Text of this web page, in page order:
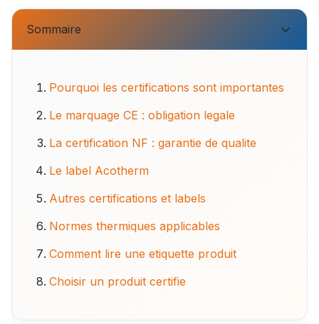
Sommaire
Pourquoi les certifications sont importantes
Le marquage CE : obligation legale
La certification NF : garantie de qualite
Le label Acotherm
Autres certifications et labels
Normes thermiques applicables
Comment lire une etiquette produit
Choisir un produit certifie